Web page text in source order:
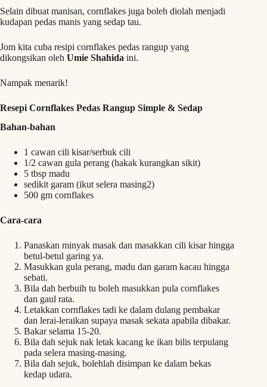
Selain dibuat manisan, cornflakes juga boleh diolah menjadi
kudapan pedas manis yang sedap tau.
Jom kita cuba resipi cornflakes pedas rangup yang
dikongsikan oleh Umie Shahida ini.
Nampak menarik!
Resepi Cornflakes Pedas Rangup Simple & Sedap
Bahan-bahan
1 cawan cili kisar/serbuk cili
1/2 cawan gula perang (hakak kurangkan sikit)
5 tbsp madu
sedikit garam (ikut selera masing2)
500 gm cornflakes
Cara-cara
Panaskan minyak masak dan masakkan cili kisar hingga
betul-betul garing ya.
Masukkan gula perang, madu dan garam kacau hingga
sebati.
Bila dah berbuih tu boleh masukkan pula cornflakes
dan gaul rata.
Letakkan cornflakes tadi ke dalam dulang pembakar
dan lerai-leraikan supaya masak sekata apabila dibakar.
Bakar selama 15-20.
Bila dah sejuk nak letak kacang ke ikan bilis terpulang
pada selera masing-masing.
Bila dah sejuk, bolehlah disimpan ke dalam bekas
kedap udara.